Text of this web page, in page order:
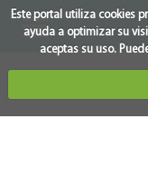
Este portal utiliza cookies
ayuda a optimizar su
aceptas su uso.